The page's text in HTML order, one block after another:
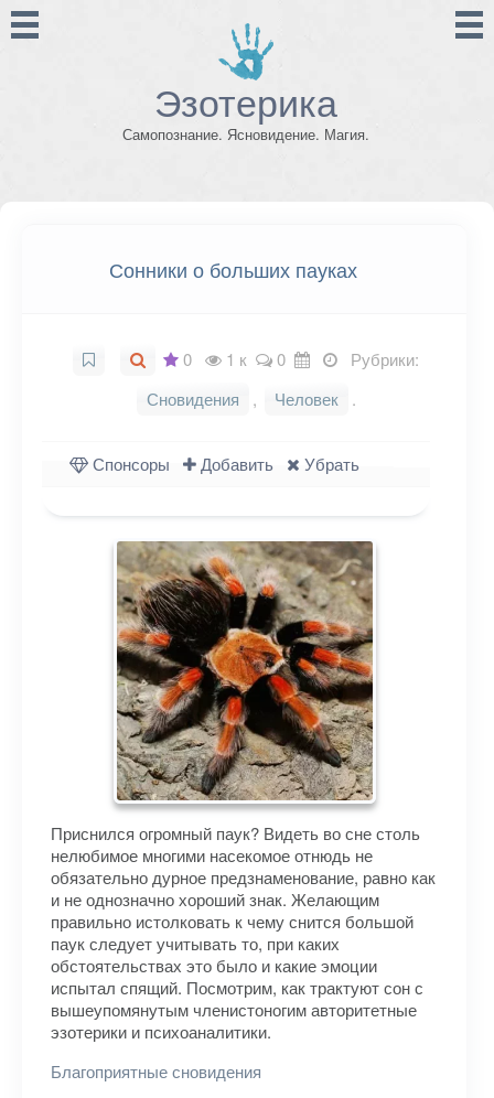
Эзотерика
Самопознание. Ясновидение. Магия.
Сонники о больших пауках
0 1 к 0
Рубрики:
Сновидения
, Человек .
Спонсоры Добавить Убрать
Приснился огромный паук? Видеть во сне столь
нелюбимое многими насекомое отнюдь не
обязательно дурное предзнаменование, равно как
и не однозначно хороший знак. Желающим
правильно истолковать к чему снится большой
паук следует учитывать то, при каких
обстоятельствах это было и какие эмоции
испытал спящий. Посмотрим, как трактуют сон с
вышеупомянутым членистоногим авторитетные
эзотерики и психоаналитики.
Благоприятные сновидения